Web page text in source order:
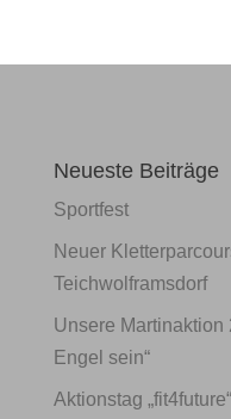
Neueste Beiträge
Sportfest
Neuer
Teichwolframsdorf
Unsere Martinaktion
Engel sein“
Aktionstag „fit4future“